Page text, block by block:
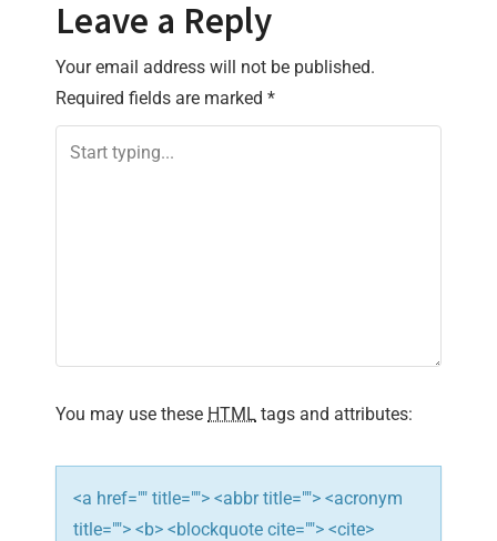
t
n
a
v
t
i
o
n
Leave a Reply
Your email address will not be published.
Required fields are marked *
You may use these HTML tags and attributes:
<a href="" title=""> <abbr title=""> <acronym
title=""> <b> <blockquote cite=""> <cite>